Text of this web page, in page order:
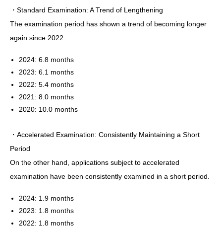
・Standard Examination: A Trend of Lengthening
The examination period has shown a trend of becoming longer
again since 2022.
2024: 6.8 months
2023: 6.1 months
2022: 5.4 months
2021: 8.0 months
2020: 10.0 months
・Accelerated Examination: Consistently Maintaining a Short
Period
On the other hand, applications subject to accelerated
examination have been consistently examined in a short period.
2024: 1.9 months
2023: 1.8 months
2022: 1.8 months